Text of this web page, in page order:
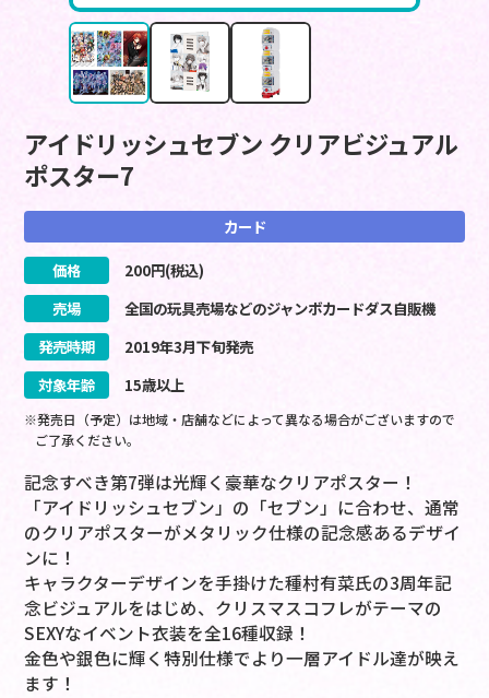
アイドリッシュセブン クリアビジュアル
ポスター7
カード
価格 200円(税込)
売場
全国の玩具売場などのジャンボカードダス自販機
発売時期
2019年3月下旬発売
対象年齢
15歳以上
※発売日（予定）は地域・店舗などによって異なる場合がございますので
ご了承ください。
記念すべき第7弾は光輝く豪華なクリアポスター！
「アイドリッシュセブン」の「セブン」に合わせ、通常
のクリアポスターがメタリック仕様の記念感あるデザイ
ンに！
キャラクターデザインを手掛けた種村有菜氏の3周年記
念ビジュアルをはじめ、クリスマスコフレがテーマの
SEXYなイベント衣装を全16種収録！
金色や銀色に輝く特別仕様でより一層アイドル達が映え
ます！